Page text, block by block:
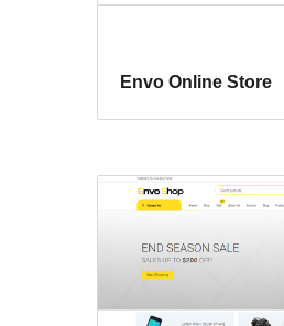
Envo Online Store